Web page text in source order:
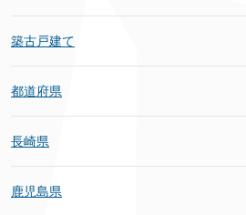
築古戸建て
都道府県
長崎県
鹿児島県